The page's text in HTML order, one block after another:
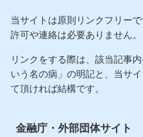
当サイトは原則リンクフリー
許可や連絡は必要ありません。
リンクをする際は、該当記事
いう名の病」の明記と、当サ
て頂ければ結構です。
金融庁・外部団体サイト